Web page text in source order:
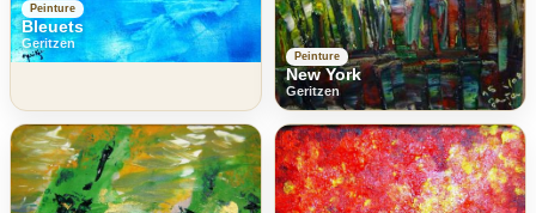
Peinture
Bleuets
Geritzen
Peinture
New York
Geritzen